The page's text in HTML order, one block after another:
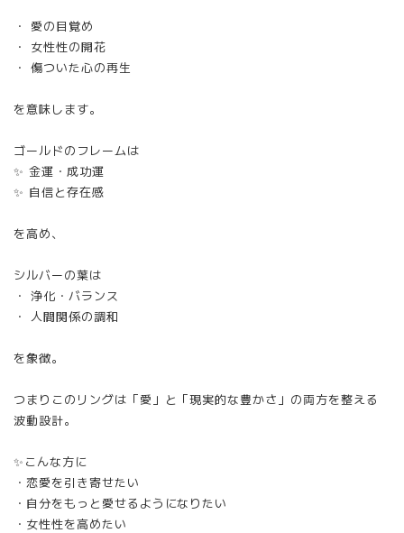
・ 愛の目覚め
・ 女性性の開花
・ 傷ついた心の再生
を意味します。
ゴールドのフレームは
✨ 金運・成功運
✨ 自信と存在感
を高め、
シルバーの葉は
・ 浄化・バランス
・ 人間関係の調和
を象徴。
つまりこのリングは「愛」と「現実的な豊かさ」の両方を整える
波動設計。
✨こんな方に
・恋愛を引き寄せたい
・自分をもっと愛せるようになりたい
・女性性を高めたい